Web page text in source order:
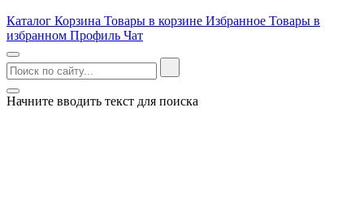
Каталог Корзина Товары в корзине Избранное Товары в
избранном Профиль Чат
Начните вводить текст для поиска